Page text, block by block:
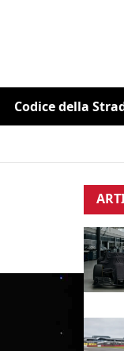
Codice della